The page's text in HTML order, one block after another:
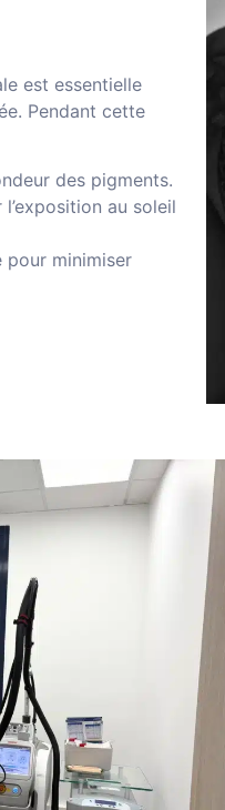
est essentielle
Pendant cette
des pigments.
au soleil
pour minimiser